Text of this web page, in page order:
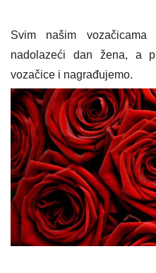
Svim našim
nadolazeći dan žena, a
vozačice i nagrađujemo.